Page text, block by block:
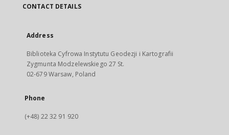
CONTACT DETAILS
Address
Biblioteka Cyfrowa Instytutu Geodezji i Kartografii
Zygmunta Modzelewskiego 27 St.
02-679 Warsaw, Poland
Phone
(+48) 22 32 91 920